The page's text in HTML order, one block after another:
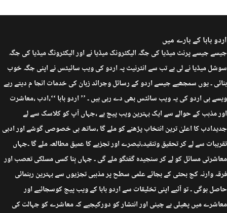
اردو بابا کے بارے میں
جیسے جیسے پرنٹ میڈیا کی جگہ الیکٹرونک میڈیا نے اور الیکٹرونگ میڈیا کی جگہ
سوشل میڈیا نے لی ہے تب سے انٹرنیٹ پہ اردو کی ویب سائیٹس نے اپنی جگہ خوب
بنائی ۔ یوں سمجھیے جیسے اردو کے رسائل وجرائد زبان کی خدمات انجا م دیتے رہے
ویسے ہی اردو کی یہ ویب سائٹس بھی دے رہی ہیں ۔ ’’ اردو بابا ‘‘،ادب ،معاشرت
اور مذہب کے حوالے سے ایک بہترین ویب پیج ہے ،جہاں آپ کو کلاسک سے لے
جدیدادب کا اعلیٰ ترین انتخاب پڑھنے کو ملے گا ،ساتھ ہی خصوصی گوشے اور ادبی
تقریبات سے لے کر تحقیق وتنقید،تبصرے اور تجزیے کا عمیق مطالعہ ملے گا ۔جہاں
معاشرتی مسائل کو لے کر سنجیدہ گفتگو ملے گی ۔ جہاں بِنا کسی مسلکی تعصب اور
فرقہ وارنہ کج بحثی کے بجائے علمی سطح پر مذہبی تجزیوں سے بہترین رہنمائی
حاصل ہوگی ۔ تو آئیے اپنی تخلیقات سے اردو بابا کے ویب پیج کوسجائیے اور
معاشرے میں پھیلی بے چینی اور انتشار کو دورکیجیے کہ معاشرے کو جہالت کی